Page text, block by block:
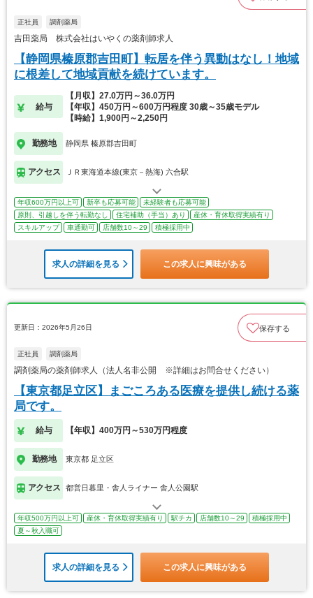
正社員 調剤薬局
吉田薬局 株式会社はいやくの薬剤師求人
【静岡県榛原郡吉田町】転居を伴う異動はなし！地域
に根差して地域貢献を続けています。
給与
【月収】27.0万円～36.0万円
【年収】450万円～600万円程度 30歳～35歳モデル
【時給】1,900円～2,250円
勤務地 静岡県 榛原郡吉田町
アクセス ＪＲ東海道本線(東京－熱海) 六合駅
年収600万円以上可 新卒も応募可能
未経験者も応募可能
原則、引越しを伴う転勤なし
住宅補助（手当）あり
産休・育休取得実績有り
スキルアップ
車通勤可 店舗数10～29 積極採用中
求人の詳細を見る この求人に興味がある
更新日：2026年5月26日 保存する
正社員 調剤薬局
調剤薬局の薬剤師求人（法人名非公開 ※詳細はお問合せください）
【東京都足立区】まごころある医療を提供し続ける薬
局です。
給与 【年収】400万円～530万円程度
勤務地 東京都 足立区
アクセス 都営日暮里・舎人ライナー 舎人公園駅
年収500万円以上可 産休・育休取得実績有り 駅チカ 店舗数10～29
積極採用中
夏～秋入職可
求人の詳細を見る この求人に興味がある